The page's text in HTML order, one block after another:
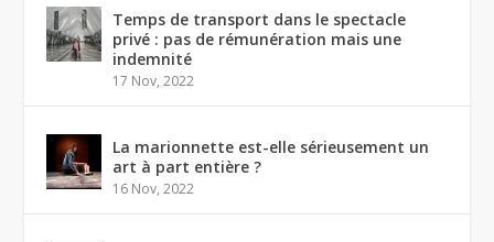
Temps de transport dans le spectacle
privé : pas de rémunération mais une
indemnité
17 Nov, 2022
La marionnette est-elle sérieusement un
art à part entière ?
16 Nov, 2022